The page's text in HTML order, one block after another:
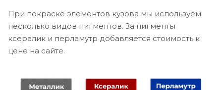
При покраске элементов кузова мы используем
несколько видов пигментов. За пигменты
ксералик и перламутр добавляется стоимость к
цене на сайте.